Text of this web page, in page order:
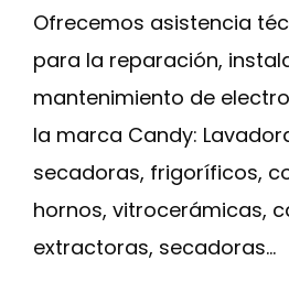
Ofrecemos asistencia
para la reparación,
mantenimiento de
la marca Candy:
secadoras, frigoríficos,
hornos, vitrocerámicas,
extractoras, secadoras…